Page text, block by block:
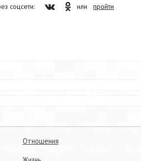
соцсети: или пройти
Отношения